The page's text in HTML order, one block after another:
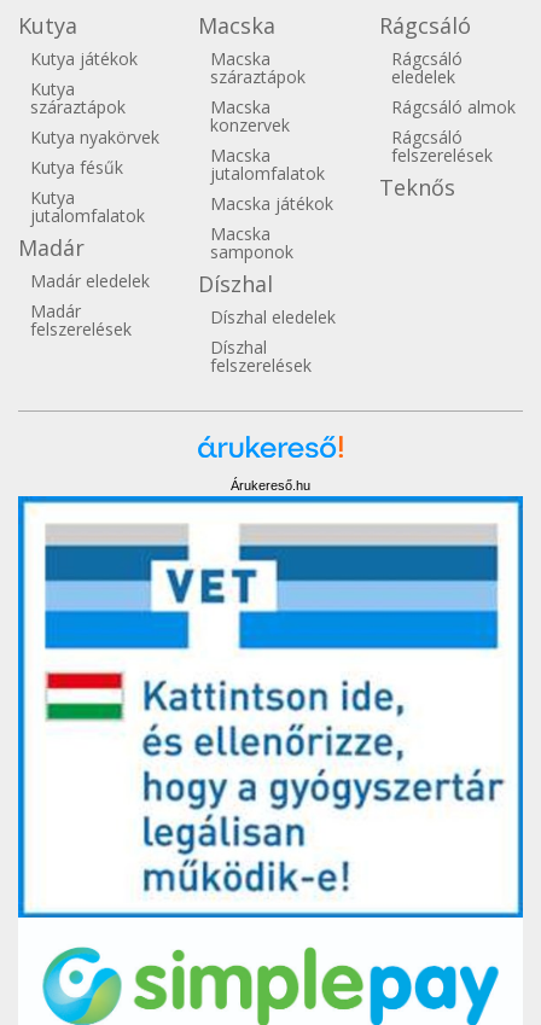
Kutya
Kutya játékok
Kutya
száraztápok
Kutya nyakörvek
Kutya fésűk
Kutya
jutalomfalatok
Madár
Madár eledelek
Madár
felszerelések
Macska
Macska
száraztápok
Macska
konzervek
Macska
jutalomfalatok
Macska játékok
Macska
samponok
Díszhal
Díszhal eledelek
Díszhal
felszerelések
Rágcsáló
Rágcsáló
eledelek
Rágcsáló almok
Rágcsáló
felszerelések
Teknős
Árukereső.hu